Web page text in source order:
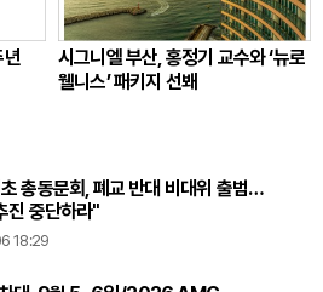
년
시그니엘 부산, 홍정기 교수와 ‘뉴로
웰니스’ 패키지 선봬
총동문회, 폐교 반대 비대위 출범…
진 중단하라"
18:29